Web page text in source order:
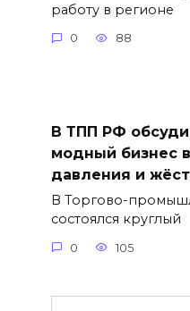
работу в регионе
0 88
В ТПП РФ
модный бизнес
давления и
В Торгово-
состоялся круглый
0 105